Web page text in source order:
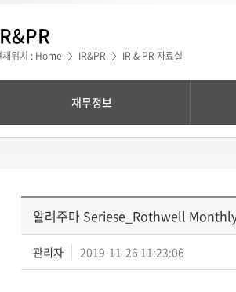
재위치 : Home > IR&PR > IR & PR 자료실
재무정보
알려주마 Seriese_Rothwell
관리자 2019-11-26 11:23:06